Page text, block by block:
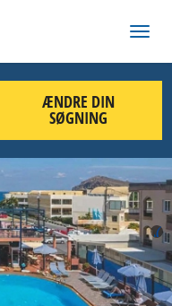
ÆNDRE DIN
SØGNING